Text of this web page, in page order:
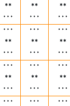
**
* * *
**
* * *
**
* * *
* * *
**
* * *
* * *
**
* * *
* * *
**
* * *
* * *
**
* * *
* * *
**
* * *
* * *
**
* * *
* * * * * * * * *